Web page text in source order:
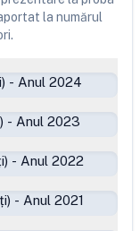
la numărul
- Anul 2024
- Anul 2023
- Anul 2022
- Anul 2021